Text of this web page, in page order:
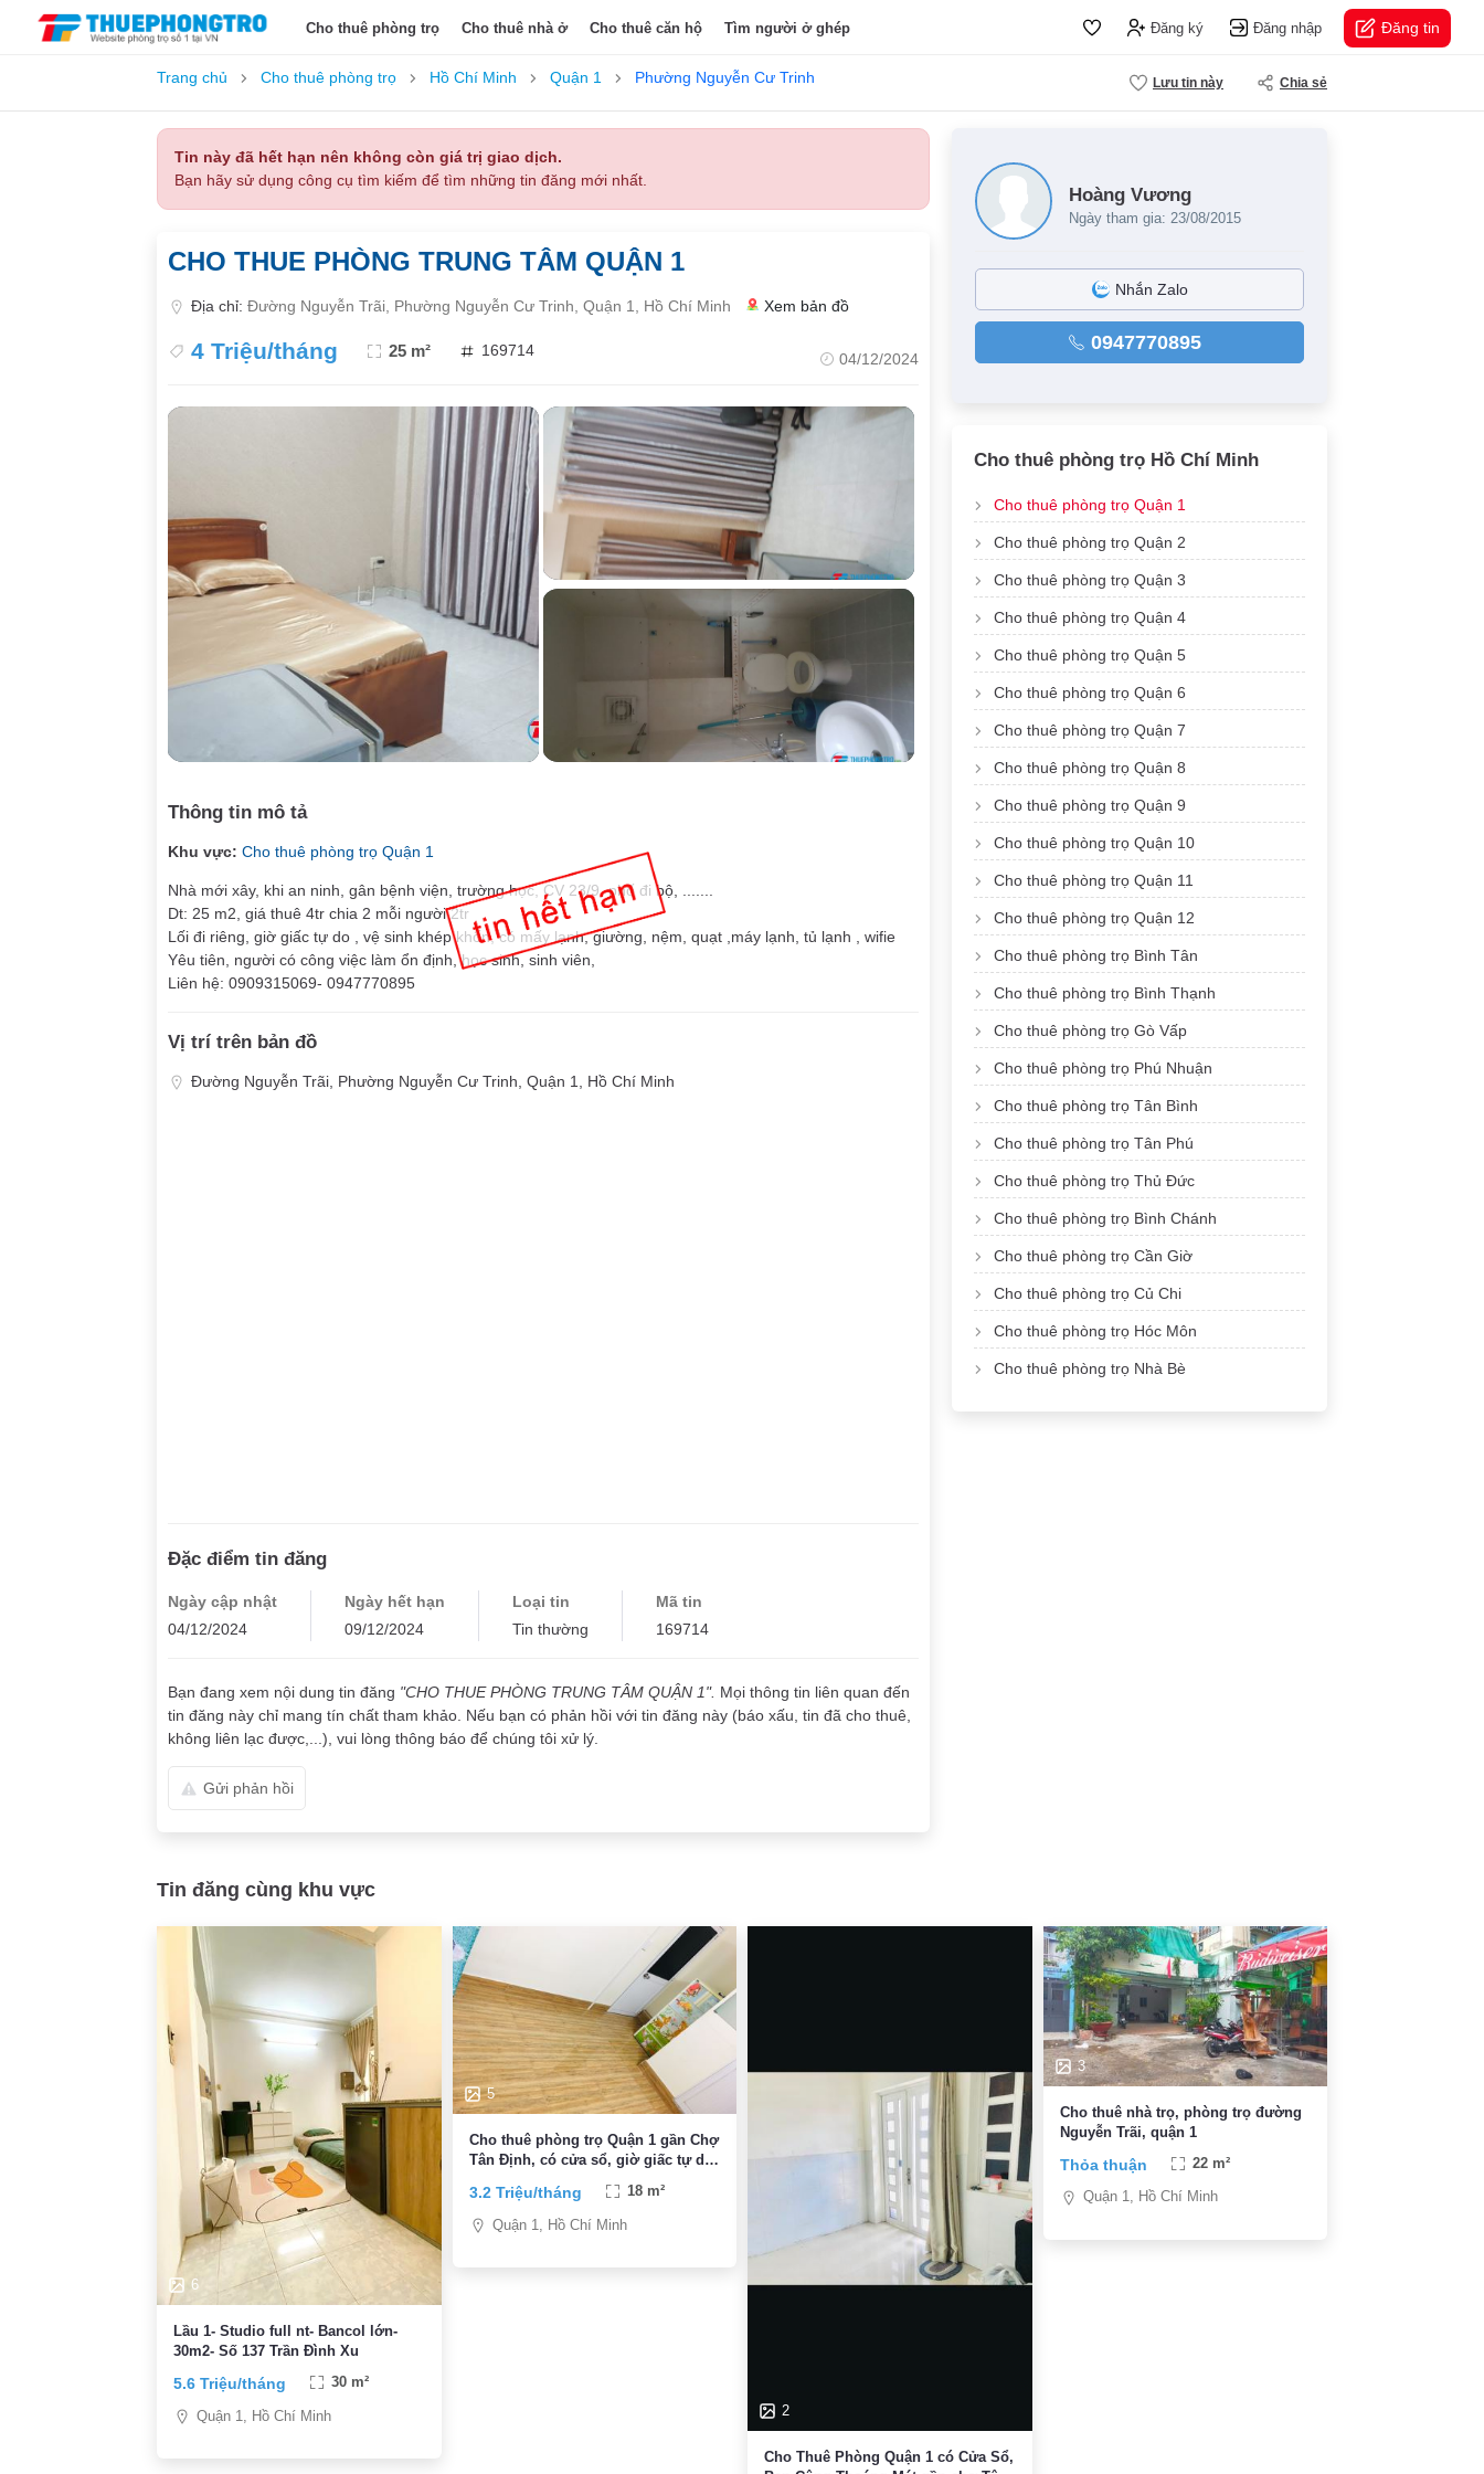
Cho thuê phòng trọ Cho thuê nhà ở Cho thuê căn hộ Tìm người ở ghép Đăng ký Đăng nhập Đăng tin
Trang chủ Cho thuê phòng trọ Hồ Chí Minh Quận 1 Phường Nguyễn Cư Trinh Lưu tin này Chia sẻ
Tin này đã hết hạn nên không còn giá trị giao dịch.
Bạn hãy sử dụng công cụ tìm kiếm để tìm những tin đăng mới nhất.
CHO THUE PHÒNG TRUNG TÂM QUẬN 1
Địa chỉ: Đường Nguyễn Trãi, Phường Nguyễn Cư Trinh, Quận 1, Hồ Chí Minh Xem bản đồ
4 Triệu/tháng 25 m² 169714 04/12/2024
Thông tin mô tả
Khu vực: Cho thuê phòng trọ Quận 1
Nhà mới xây, khi an ninh, gân bệnh viện, trường học, CV 23/9, phố đi bộ, .......
Dt: 25 m2, giá thuê 4tr chia 2 mỗi người 2tr
Lối đi riêng, giờ giấc tự do , vệ sinh khép khốn, có mấy lạnh, giường, nệm, quạt ,máy lạnh, tủ lạnh , wifie
Yêu tiên, người có công việc làm ổn định, học sinh, sinh viên,
Liên hệ: 0909315069- 0947770895
Vị trí trên bản đồ
Đường Nguyễn Trãi, Phường Nguyễn Cư Trinh, Quận 1, Hồ Chí Minh
Đặc điểm tin đăng
Ngày cập nhật
04/12/2024
Ngày hết hạn
09/12/2024
Loại tin
Tin thường
Mã tin
169714
Bạn đang xem nội dung tin đăng "CHO THUE PHÒNG TRUNG TÂM QUẬN 1". Mọi thông tin liên quan đến
tin đăng này chỉ mang tín chất tham khảo. Nếu bạn có phản hồi với tin đăng này (báo xấu, tin đã cho thuê,
không liên lạc được,...), vui lòng thông báo để chúng tôi xử lý.
Gửi phản hồi
Hoàng Vương
Ngày tham gia: 23/08/2015
Nhắn Zalo
0947770895
Cho thuê phòng trọ Hồ Chí Minh
Cho thuê phòng trọ Quận 1
Cho thuê phòng trọ Quận 2
Cho thuê phòng trọ Quận 3
Cho thuê phòng trọ Quận 4
Cho thuê phòng trọ Quận 5
Cho thuê phòng trọ Quận 6
Cho thuê phòng trọ Quận 7
Cho thuê phòng trọ Quận 8
Cho thuê phòng trọ Quận 9
Cho thuê phòng trọ Quận 10
Cho thuê phòng trọ Quận 11
Cho thuê phòng trọ Quận 12
Cho thuê phòng trọ Bình Tân
Cho thuê phòng trọ Bình Thạnh
Cho thuê phòng trọ Gò Vấp
Cho thuê phòng trọ Phú Nhuận
Cho thuê phòng trọ Tân Bình
Cho thuê phòng trọ Tân Phú
Cho thuê phòng trọ Thủ Đức
Cho thuê phòng trọ Bình Chánh
Cho thuê phòng trọ Cần Giờ
Cho thuê phòng trọ Củ Chi
Cho thuê phòng trọ Hóc Môn
Cho thuê phòng trọ Nhà Bè
Tin đăng cùng khu vực
6
Lầu 1- Studio full nt- Bancol lớn-
30m2- Số 137 Trần Đình Xu
5.6 Triệu/tháng 30 m²
Quận 1, Hồ Chí Minh
5
Cho thuê phòng trọ Quận 1 gần Chợ
Tân Định, có cửa sổ, giờ giấc tự do,
3.2 Triệu/tháng 18 m²
Quận 1, Hồ Chí Minh
2
Cho Thuê Phòng Quận 1 có Cửa Sổ,
3
Cho thuê nhà trọ, phòng trọ đường
Nguyễn Trãi, quận 1
Thỏa thuận 22 m²
Quận 1, Hồ Chí Minh